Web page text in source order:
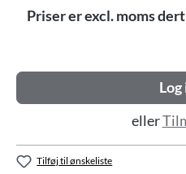
Priser er excl. moms
Log
eller
Tilføj til ønskeliste